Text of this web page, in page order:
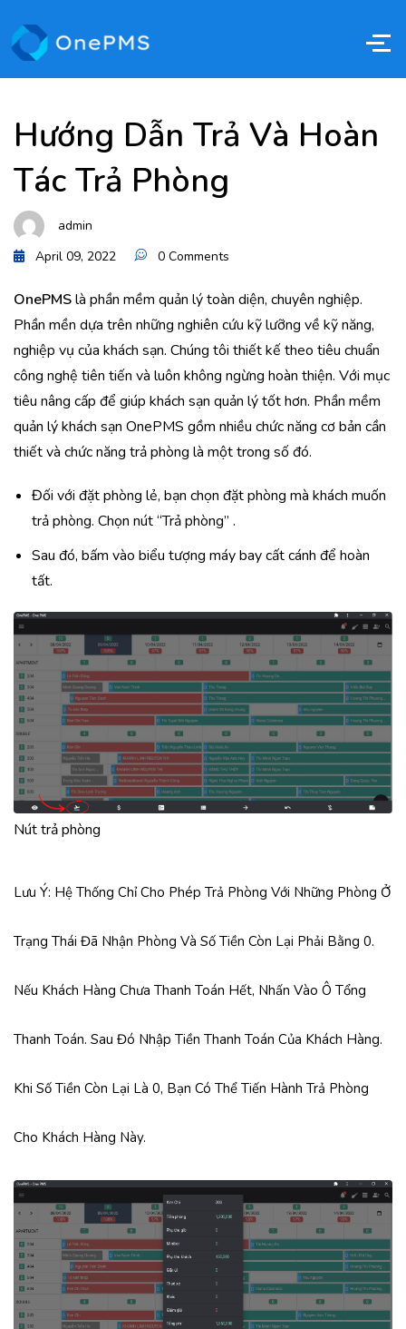
Hướng Dẫn Trả Và Hoàn
Tác Trả Phòng
admin
April 09, 2022
0 Comments
OnePMSlà phần mềm quản lý toàn diện, chuyên nghiệp.
Phần mền dựa trên những nghiên cứu kỹ lưỡng về kỹ năng,
nghiệp vụ của khách sạn. Chúng tôi thiết kế theo tiêu chuẩn
công nghệ tiên tiến và luôn không ngừng hoàn thiện. Với mục
tiêu nâng cấp để giúp khách sạn quản lý tốt hơn. Phần mềm
quản lý khách sạn OnePMS gồm nhiều chức năng cơ bản cần
thiết và chức năng trả phòng là một trong số đó.
Đối với đặt phòng lẻ, bạn chọn đặt phòng mà khách muốn
trả phòng. Chọn nút “Trả phòng” .
Sau đó, bấm vào biểu tượng máy bay cất cánh để hoàn
tất.
Nút trả phòng
Lưu Ý: Hệ Thống Chỉ Cho Phép Trả Phòng Với Những Phòng Ở
Trạng Thái Đã Nhận Phòng Và Số Tiền Còn Lại Phải Bằng 0.
Nếu Khách Hàng Chưa Thanh Toán Hết, Nhấn Vào Ô Tổng
Thanh Toán. Sau Đó Nhập Tiền Thanh Toán Của Khách Hàng.
Khi Số Tiền Còn Lại Là 0, Bạn Có Thể Tiến Hành Trả Phòng
Cho Khách Hàng Này.